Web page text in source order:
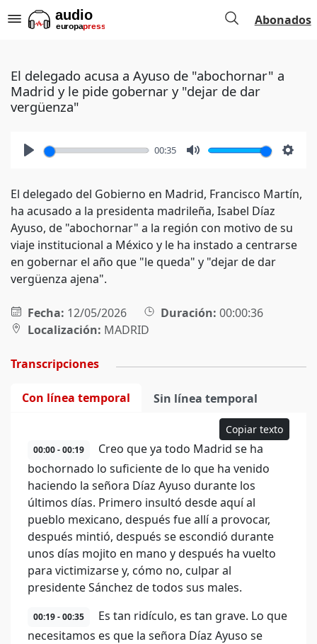
Abonados
El delegado acusa a Ayuso de "abochornar" a
Madrid y le pide gobernar y "dejar de dar
vergüenza"
00:35
El delegado del Gobierno en Madrid, Francisco Martín,
ha acusado a la presidenta madrileña, Isabel Díaz
Ayuso, de "abochornar" a la región con motivo de su
viaje institucional a México y le ha instado a centrarse
en gobernar el año que "le queda" y "dejar de dar
vergüenza ajena".
Fecha: 12/05/2026 Duración: 00:00:36
Localización: MADRID
Transcripciones
Con línea temporal Sin línea temporal
Copiar texto
00:00 - 00:19
Creo que ya todo Madrid se ha
bochornado lo suficiente de lo que ha venido
haciendo la señora Díaz Ayuso durante los
últimos días. Primero insultó desde aquí al
pueblo mexicano, después fue allí a provocar,
después mintió, después se escondió durante
unos días mojito en mano y después ha vuelto
para victimizarse y, cómo no, culpar al
presidente Sánchez de todos sus males.
00:19 - 00:35
Es tan ridículo, es tan grave. Lo que
necesitamos es que la señora Díaz Ayuso se